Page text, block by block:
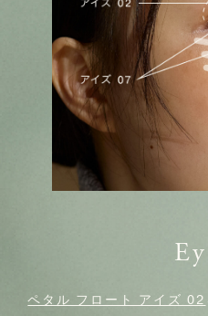
ペタル フロート アイズ 02